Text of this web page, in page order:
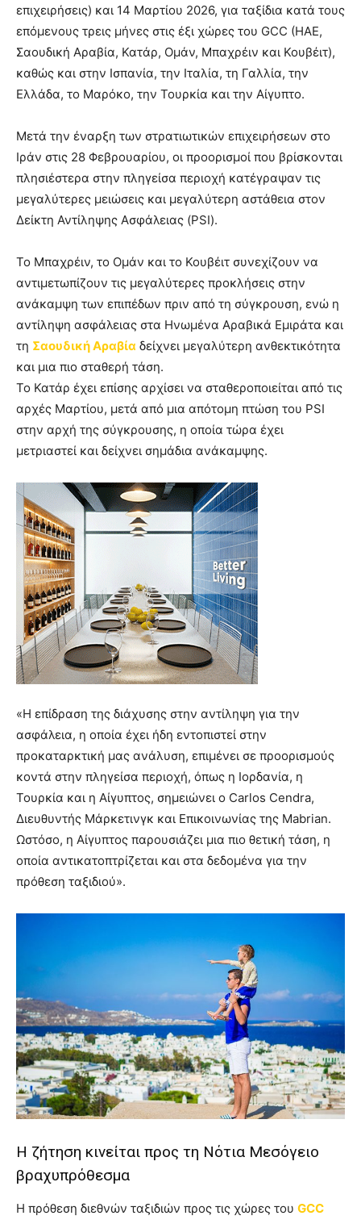
επιχειρήσεις) και 14 Μαρτίου 2026, για ταξίδια κατά τους
επόμενους τρεις μήνες στις έξι χώρες του GCC (ΗΑΕ,
Σαουδική Αραβία, Κατάρ, Ομάν, Μπαχρέιν και Κουβέιτ),
καθώς και στην Ισπανία, την Ιταλία, τη Γαλλία, την
Ελλάδα, το Μαρόκο, την Τουρκία και την Αίγυπτο.
Μετά την έναρξη των στρατιωτικών επιχειρήσεων στο
Ιράν στις 28 Φεβρουαρίου, οι προορισμοί που βρίσκονται
πλησιέστερα στην πληγείσα περιοχή κατέγραψαν τις
μεγαλύτερες μειώσεις και μεγαλύτερη αστάθεια στον
Δείκτη Αντίληψης Ασφάλειας (PSI).
Το Μπαχρέιν, το Ομάν και το Κουβέιτ συνεχίζουν να
αντιμετωπίζουν τις μεγαλύτερες προκλήσεις στην
ανάκαμψη των επιπέδων πριν από τη σύγκρουση, ενώ η
αντίληψη ασφάλειας στα Ηνωμένα Αραβικά Εμιράτα και
τη Σαουδική Αραβία δείχνει μεγαλύτερη ανθεκτικότητα
και μια πιο σταθερή τάση.
Το Κατάρ έχει επίσης αρχίσει να σταθεροποιείται από τις
αρχές Μαρτίου, μετά από μια απότομη πτώση του PSI
στην αρχή της σύγκρουσης, η οποία τώρα έχει
μετριαστεί και δείχνει σημάδια ανάκαμψης.
«Η επίδραση της διάχυσης στην αντίληψη για την
ασφάλεια, η οποία έχει ήδη εντοπιστεί στην
προκαταρκτική μας ανάλυση, επιμένει σε προορισμούς
κοντά στην πληγείσα περιοχή, όπως η Ιορδανία, η
Τουρκία και η Αίγυπτος, σημειώνει ο Carlos Cendra,
Διευθυντής Μάρκετινγκ και Επικοινωνίας της Mabrian.
Ωστόσο, η Αίγυπτος παρουσιάζει μια πιο θετική τάση, η
οποία αντικατοπτρίζεται και στα δεδομένα για την
πρόθεση ταξιδιού».
Η ζήτηση κινείται προς τη Νότια Μεσόγειο
βραχυπρόθεσμα
Η πρόθεση διεθνών ταξιδιών προς τις χώρες του GCC